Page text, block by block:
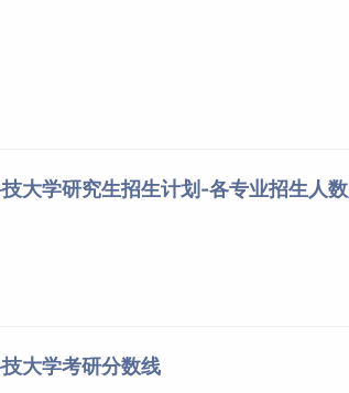
大学研究生招生计划-各专业招生人
大学考研分数线